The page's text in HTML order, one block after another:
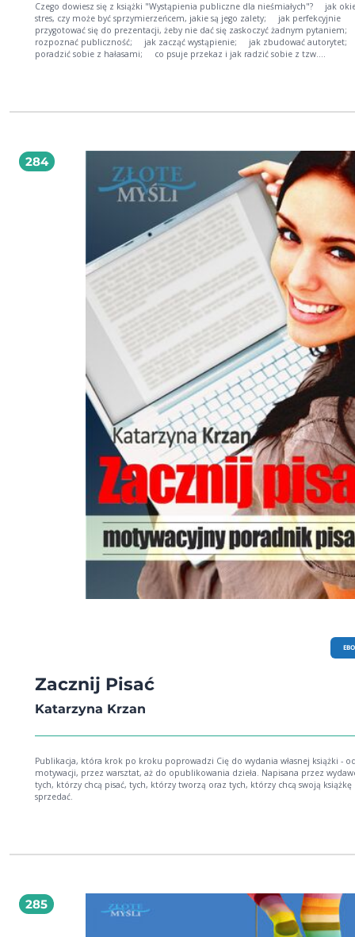
Czego dowiesz się z książki "Wystąpienia publiczne dla nieśmiałych"? jak okiełznać
stres, czy może być sprzymierzeńcem, jakie są jego zalety; jak perfekcyjnie
przygotować się do prezentacji, żeby nie dać się zaskoczyć żadnym pytaniem; jak
rozpoznać publiczność; jak zacząć wystąpienie; jak zbudować autorytet; jak
poradzić sobie z hałasami; co psuje przekaz i jak radzić sobie z tzw.
pozarządowych i osób prywatnych. Wśród licznych doświadczeń posiada m.in
zajmuje się promocją i marketingiem, doradza firmom, prowadzi blogi
Andrzejkozdeba.pl i Jamowie.to oraz biega w maratonach i ultramaratonach. Zostań
mistrzem wystąpień i podbij serca publiczności już dziś!
284
Zacznij Pisać
Katarzyna Krzan
Publikacja, która krok po kroku poprowadzi Cię do wydania własnej książki -
motywacji, przez warsztat, aż do opublikowania dzieła. Napisana przez
tych, którzy chcą pisać, tych, którzy tworzą oraz tych, którzy chcą swoją książkę
sprzedać.
285